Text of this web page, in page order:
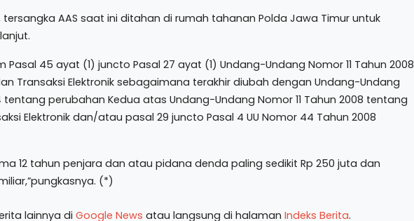
AAS saat ini ditahan di rumah tahanan Polda Jawa Timur untuk
Pasal 45 ayat (1) juncto Pasal 27 ayat (1) Undang-Undang Nomor 11 Tahun 2008
Transaksi Elektronik sebagaimana terakhir diubah dengan Undang-Undang
tentang perubahan Kedua atas Undang-Undang Nomor 11 Tahun 2008 tentang
Elektronik dan/atau pasal 29 juncto Pasal 4 UU Nomor 44 Tahun 2008
12 tahun penjara dan atau pidana denda paling sedikit Rp 250 juta dan
(*)
lainnya di Google News atau langsung di halaman Indeks Berita.